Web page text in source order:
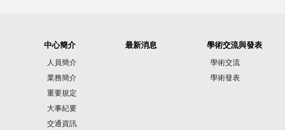
中心簡介
人員簡介
業務簡介
重要規定
大事紀要
交通資訊
最新消息 學術交流與發表
學術交流
學術發表